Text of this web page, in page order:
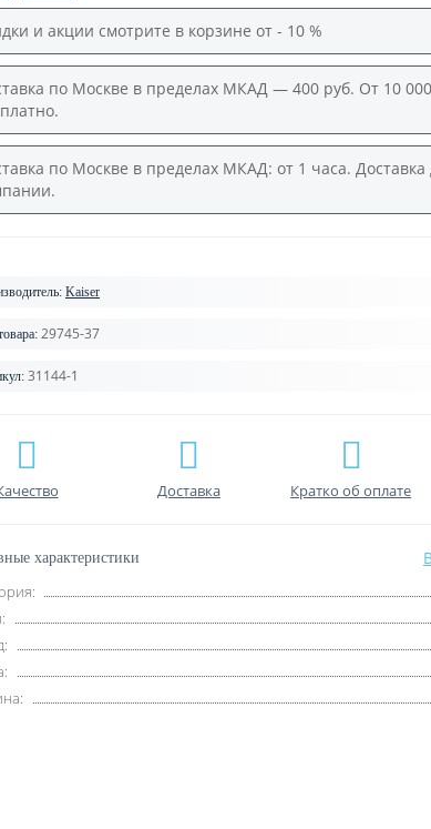
и акции смотрите в корзине от - 10 %
по Москве в пределах МКАД — 400 руб. От 10
по Москве в пределах МКАД: от 1 часа. Доставка
Kaiser
29745-37
31144-1
Доставка Кратко об оплате
характеристики